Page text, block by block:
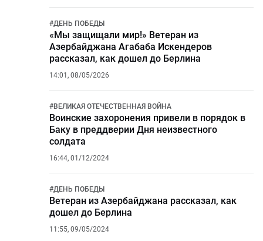
#ДЕНЬ ПОБЕДЫ
«Мы защищали мир!» Ветеран из
Азербайджана Агабаба Искендеров
рассказал, как дошел до Берлина
14:01, 08/05/2026
#ВЕЛИКАЯ ОТЕЧЕСТВЕННАЯ ВОЙНА
Воинские захоронения привели в порядок в
Баку в преддверии Дня неизвестного
солдата
16:44, 01/12/2024
#ДЕНЬ ПОБЕДЫ
Ветеран из Азербайджана рассказал, как
дошел до Берлина
11:55, 09/05/2024